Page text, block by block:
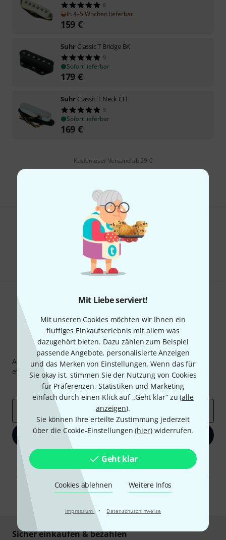
Mit Liebe serviert!
Mit unseren Cookies möchten wir Ihnen ein
fluffiges Einkaufserlebnis mit allem was
dazugehört bieten. Dazu zählen zum Beispiel
passende Angebote, personalisierte Anzeigen
und das Merken von Einstellungen. Wenn das für
Sie okay ist, stimmen Sie der Nutzung von Cookies
für Präferenzen, Statistiken und Marketing
einfach durch einen Klick auf „Geht klar“ zu (alle
anzeigen).
Sie können Ihre erteilte Zustimmung jederzeit
über die Cookie-Einstellungen (hier) widerrufen.
Geht klar
Cookies ablehnen Weitere Infos
Impressum · Datenschutzhinweise
6
In 4–5 Wochen lieferbar
159 €
Suhr Classic T Bridge BK
9
Sofort lieferbar
179 €
Suhr Classic T Neck CH
5
Sofort lieferbar
169 €
Kostenloser Versand ab 29 €
Alle Preise inkl. MwSt.
Gefällt Ihnen, was Sie sehen?
Hilfe & Feedback
Thomann Newsletter
Abonniere den Thomann Newsletter und gewinne mit
etwas Glück einen von 50 Gutscheinenüber jeweils50€
Inspirierende Beiträge
Deals Thomann Insights
E-Mail-Adresse
Jetzt anmelden
Mit Klick auf „Jetzt anmelden“ stimmen Sie dem Erhalt von E-Mail-
Werbung und einer Messung des E-Mail-Nutzungsverhaltens zu. Die
Abmeldung ist jederzeit möglich. Weitere Informationen finden Sie in
unserenDatenschutzhinweisen .
Sicher einkaufen & bezahlen